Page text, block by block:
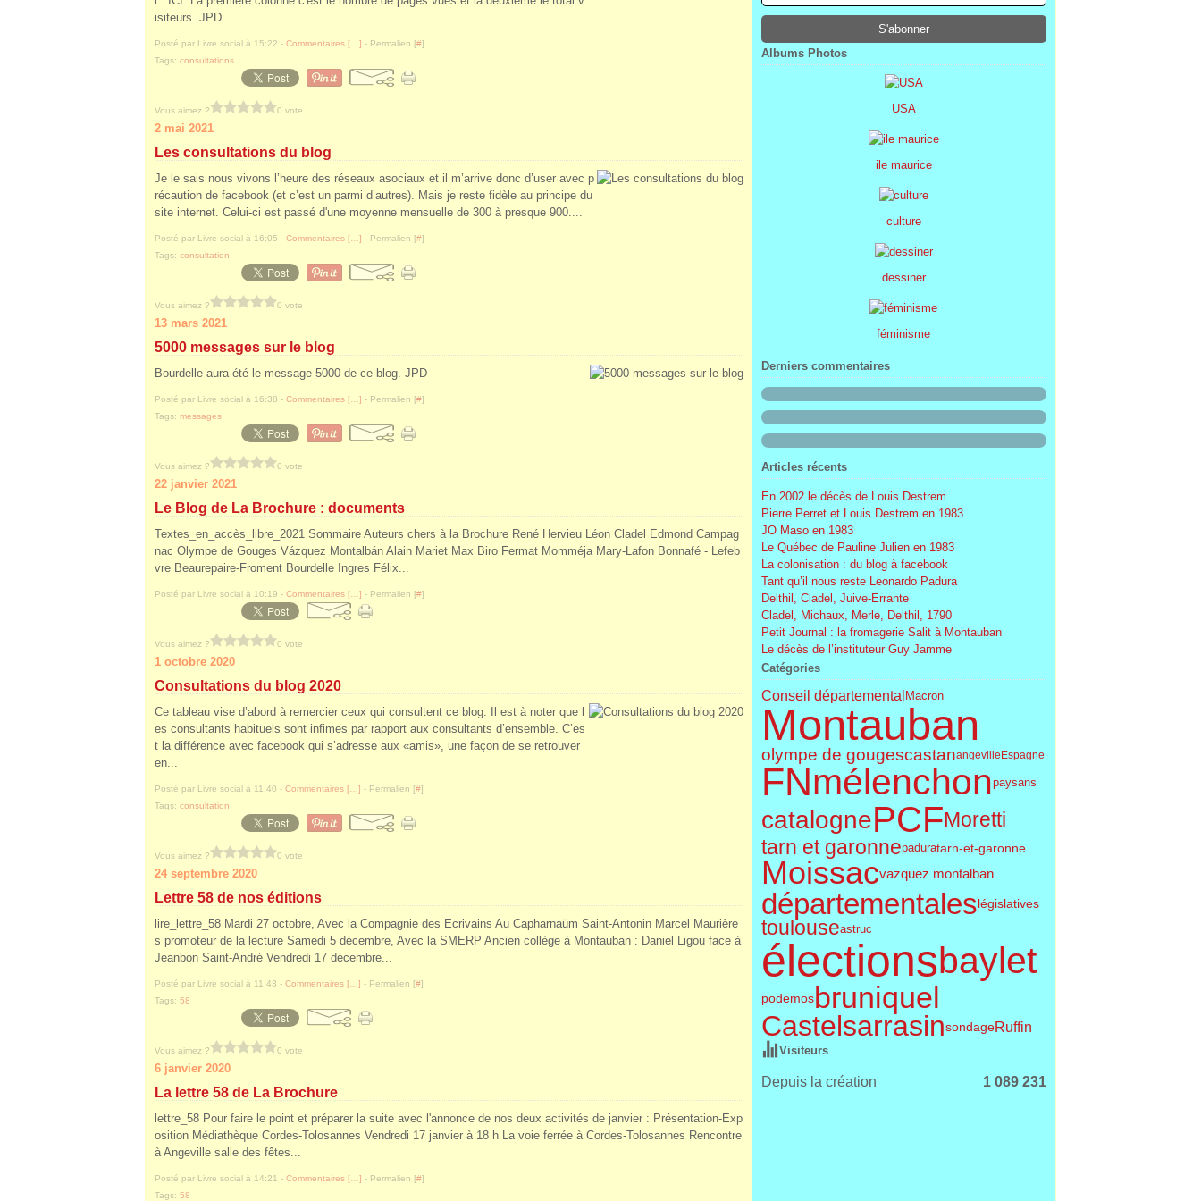
isiteurs. JPD
Posté par Livre social à 15:22 - Commentaires [ ] - Permalien [#]
Tags: consultations
Vous aimez ? 0 vote
2 mai 2021
Les consultations du blog
Je le sais nous vivons l’heure des réseaux asociaux et il m’arrive donc d’user avec p
récaution de facebook (et c’est un parmi d’autres). Mais je reste fidèle au principe du
site internet. Celui-ci est passé d'une moyenne mensuelle de 300 à presque 900....
Posté par Livre social à 16:05 - Commentaires [ ] - Permalien [#]
Tags: consultation
Vous aimez ? 0 vote
13 mars 2021
5000 messages sur le blog
Bourdelle aura été le message 5000 de ce blog. JPD
Posté par Livre social à 16:38 - Commentaires [ ] - Permalien [#]
Tags: messages
Vous aimez ? 0 vote
22 janvier 2021
Le Blog de La Brochure : documents
Textes_en_accès_libre_2021 Sommaire Auteurs chers à la Brochure René Hervieu Léon Cladel Edmond Campag
nac Olympe de Gouges Vázquez Montalbán Alain Mariet Max Biro Fermat Momméja Mary-Lafon Bonnafé - Lefeb
vre Beaurepaire-Froment Bourdelle Ingres Félix...
Posté par Livre social à 10:19 - Commentaires [ ] - Permalien [#]
Vous aimez ? 0 vote
1 octobre 2020
Consultations du blog 2020
Ce tableau vise d’abord à remercier ceux qui consultent ce blog. Il est à noter que l
es consultants habituels sont infimes par rapport aux consultants d’ensemble. C’es
t la différence avec facebook qui s’adresse aux «amis», une façon de se retrouver
en...
Posté par Livre social à 11:40 - Commentaires [ ] - Permalien [#]
Tags: consultation
Vous aimez ? 0 vote
24 septembre 2020
Lettre 58 de nos éditions
lire_lettre_58 Mardi 27 octobre, Avec la Compagnie des Ecrivains Au Capharnaüm Saint-Antonin Marcel Maurière
s promoteur de la lecture Samedi 5 décembre, Avec la SMERP Ancien collège à Montauban : Daniel Ligou face à
Jeanbon Saint-André Vendredi 17 décembre...
Posté par Livre social à 11:43 - Commentaires [ ] - Permalien [#]
Tags: 58
Vous aimez ? 0 vote
6 janvier 2020
La lettre 58 de La Brochure
lettre_58 Pour faire le point et préparer la suite avec l'annonce de nos deux activités de janvier : Présentation-Exp
osition Médiathèque Cordes-Tolosannes Vendredi 17 janvier à 18 h La voie ferrée à Cordes-Tolosannes Rencontre
à Angeville salle des fêtes...
Posté par Livre social à 14:21 - Commentaires [ ] - Permalien [#]
Tags: 58
Janvier(68)
Février(7)
Janvier(2)
Albums Photos
USA
ile maurice
culture
dessiner
féminisme
Derniers commentaires
Articles récents
En 2002 le décès de Louis Destrem
Pierre Perret et Louis Destrem en 1983
JO Maso en 1983
Le Québec de Pauline Julien en 1983
La colonisation : du blog à facebook
Tant qu’il nous reste Leonardo Padura
Delthil, Cladel, Juive-Errante
Cladel, Michaux, Merle, Delthil, 1790
Petit Journal : la fromagerie Salit à Montauban
Le décès de l’instituteur Guy Jamme
Catégories
Conseil départemental Macron
Montauban
olympe de gougescastanangevilleEspagne
FNmélenchonpaysans
catalognePCFMoretti
tarn et garonnepaduratarn-et-garonne
Moissacvazquez montalban
départementaleslégislatives
toulouseastruc
électionsbaylet
podemosbruniquel
CastelsarrasinsondageRuffin
Visiteurs
Depuis la création 1 089 231